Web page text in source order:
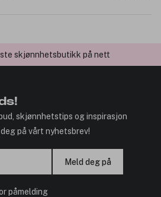
2026 og 2025
skjønnhetstips og inspirasjon
på vårt nyhetsbrev!
Meld deg på
påmelding